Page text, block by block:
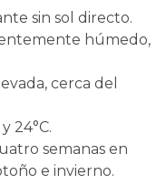
sin sol directo.
húmedo,
cerca del
24°C.
semanas en
e invierno.